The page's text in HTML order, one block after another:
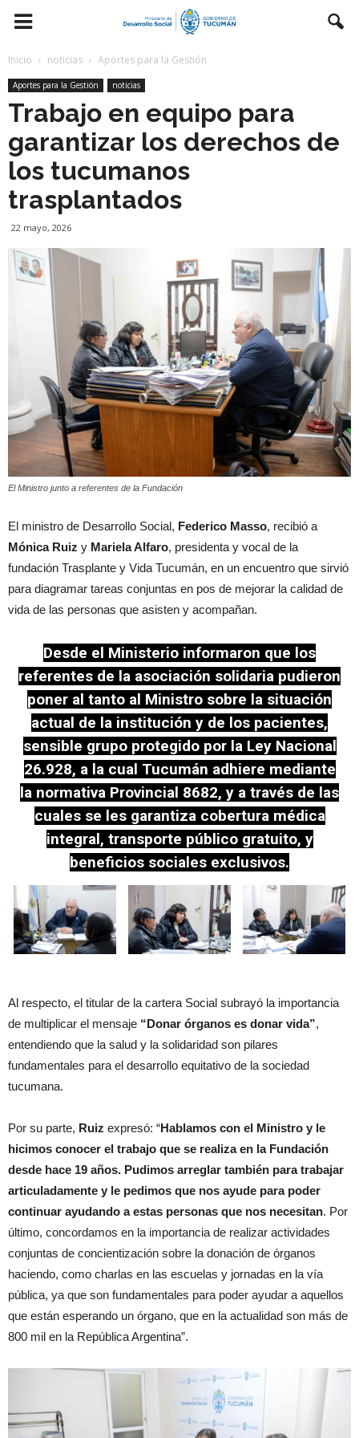
Inicio noticias Aportes para la Gestión
Aportes para la Gestión noticias
Trabajo en equipo para
garantizar los derechos de
los tucumanos
trasplantados
22 mayo, 2026
El Ministro junto a referentes de la Fundación
El ministro de Desarrollo Social, Federico Masso, recibió a
Mónica Ruiz y Mariela Alfaro, presidenta y vocal de la
fundación Trasplante y Vida Tucumán, en un encuentro que sirvió
para diagramar tareas conjuntas en pos de mejorar la calidad de
vida de las personas que asisten y acompañan.
Desde el Ministerio informaron que los
referentes de la asociación solidaria pudieron
poner al tanto al Ministro sobre la situación
actual de la institución y de los pacientes,
sensible grupo protegido por la Ley Nacional
26.928, a la cual Tucumán adhiere mediante
la normativa Provincial 8682, y a través de las
cuales se les garantiza cobertura médica
integral, transporte público gratuito, y
beneficios sociales exclusivos.
Al respecto, el titular de la cartera Social subrayó la importancia
de multiplicar el mensaje “Donar órganos es donar vida”,
entendiendo que la salud y la solidaridad son pilares
fundamentales para el desarrollo equitativo de la sociedad
tucumana.
Por su parte, Ruiz expresó: “Hablamos con el Ministro y le
hicimos conocer el trabajo que se realiza en la Fundación
desde hace 19 años. Pudimos arreglar también para trabajar
articuladamente y le pedimos que nos ayude para poder
continuar ayudando a estas personas que nos necesitan. Por
último, concordamos en la importancia de realizar actividades
conjuntas de concientización sobre la donación de órganos
haciendo, como charlas en las escuelas y jornadas en la vía
pública, ya que son fundamentales para poder ayudar a aquellos
que están esperando un órgano, que en la actualidad son más de
800 mil en la República Argentina”.